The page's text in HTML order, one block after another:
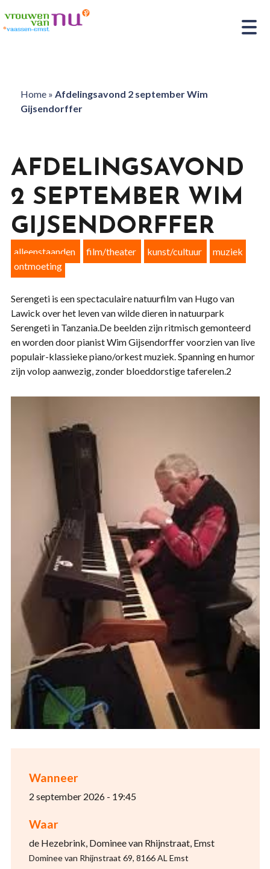
Home» Afdelingsavond 2 september Wim
Gijsendorffer
Wanneer
2 september 2026 - 19:45
Waar
de Hezebrink, Dominee van Rhijnstraat, Emst
Dominee van Rhijnstraat 69, 8166 AL Emst
AFDELINGSAVOND
2 SEPTEMBER WIM
GIJSENDORFFER
alleenstaanden film/theater kunst/cultuur
muziek
ontmoeting
Serengeti is een spectaculaire natuurfilm van Hugo van
Lawick over het leven van wilde dieren in natuurpark
Serengeti in Tanzania.De beelden zijn ritmisch gemonteerd
en worden door pianist Wim Gijsendorffer voorzien van live
populair-klassieke piano/orkest muziek. Spanning en humor
zijn volop aanwezig, zonder bloeddorstige taferelen.2